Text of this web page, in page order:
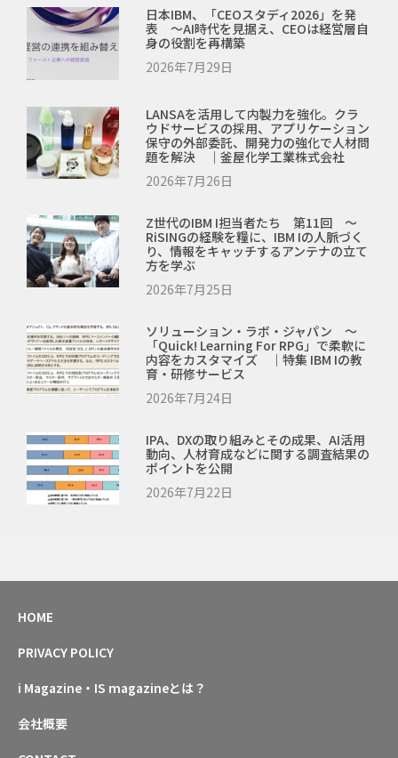
日本IBM、「CEOスタディ2026」を発
表 ～AI時代を見据え、CEOは経営層自
身の役割を再構築
2026年7月29日
LANSAを活用して内製力を強化。クラ
ウドサービスの採用、アプリケーション
保守の外部委託、開発力の強化で人材問
題を解決 ｜釜屋化学工業株式会社
2026年7月26日
Z世代のIBM I担当者たち 第11回 ～
RiSINGの経験を糧に、IBM Iの人脈づく
り、情報をキャッチするアンテナの立て
方を学ぶ
2026年7月25日
ソリューション・ラボ・ジャパン ～
「Quick! Learning For RPG」で柔軟に
内容をカスタマイズ ｜特集 IBM Iの教
育・研修サービス
2026年7月24日
IPA、DXの取り組みとその成果、AI活用
動向、人材育成などに関する調査結果の
ポイントを公開
2026年7月22日
HOME
PRIVACY POLICY
i Magazine・IS magazineとは？
会社概要